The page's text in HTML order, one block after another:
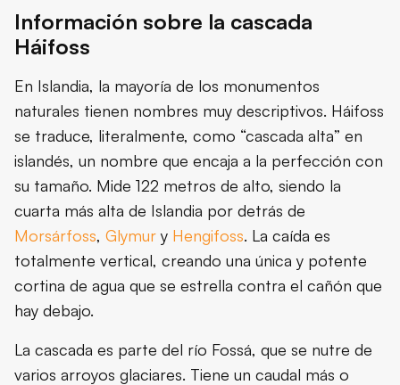
Información sobre la cascada
Háifoss
En Islandia, la mayoría de los monumentos
naturales tienen nombres muy descriptivos. Háifoss
se traduce, literalmente, como “cascada alta” en
islandés, un nombre que encaja a la perfección con
su tamaño. Mide 122 metros de alto, siendo la
cuarta más alta de Islandia por detrás de
Morsárfoss, Glymur y Hengifoss. La caída es
totalmente vertical, creando una única y potente
cortina de agua que se estrella contra el cañón que
hay debajo.
La cascada es parte del río Fossá, que se nutre de
varios arroyos glaciares. Tiene un caudal más o